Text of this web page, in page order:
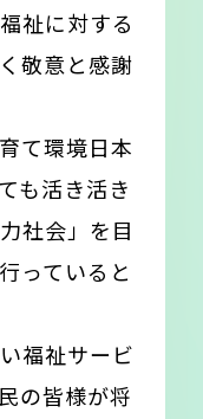
祉に対する
敬意と感謝
て環境日本
も活き活き
社会」を目
っていると
福祉サービ
の皆様が将